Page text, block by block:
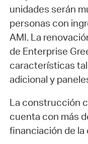
unidades serán
personas con
AMI. La
de Enterprise
características
adicional y
La construcción
cuenta con más
financiación de la